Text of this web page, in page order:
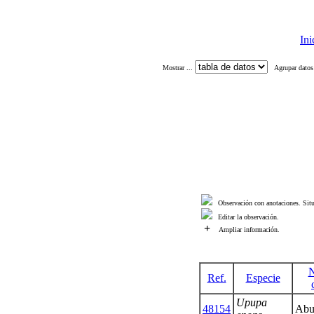
Mostrar ... Agrupar
Observación con anotaciones.
Editar la observación.
+ Ampliar información.
Ref. Especie
48154
Upupa